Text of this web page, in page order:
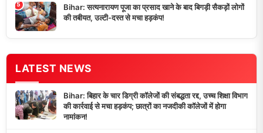
5
Bihar: सत्यनारायण पूजा का प्रसाद खाने के बाद बिगड़ी सैकड़ों लोगों
की तबीयत, उल्टी-दस्त से मचा हड़कंप!
LATEST NEWS
Bihar: बिहार के चार डिग्री कॉलेजों की संबद्धता रद्द, उच्च शिक्षा विभाग
की कार्रवाई से मचा हड़कंप; छात्रों का नजदीकी कॉलेजों में होगा
नामांकन!